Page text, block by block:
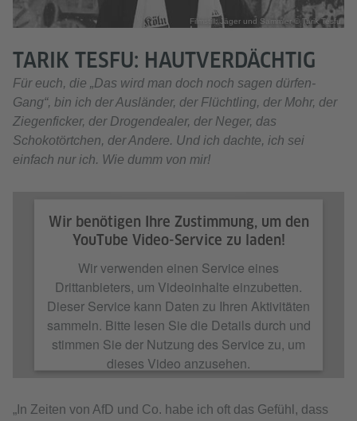
Filmstill: Jäger und Sammler © Tarik Tesfu
TARIK TESFU: HAUTVERDÄCHTIG
Für euch, die „Das wird man doch noch sagen dürfen-
Gang“, bin ich der Ausländer, der Flüchtling, der Mohr, der
Ziegenficker, der Drogendealer, der Neger, das
Schokotörtchen, der Andere. Und ich dachte, ich sei
einfach nur ich. Wie dumm von mir!
Wir benötigen Ihre Zustimmung, um den
YouTube Video-Service zu laden!
Wir verwenden einen Service eines
Drittanbieters, um Videoinhalte einzubetten.
Dieser Service kann Daten zu Ihren Aktivitäten
sammeln. Bitte lesen Sie die Details durch und
stimmen Sie der Nutzung des Service zu, um
dieses Video anzusehen.
Mehr Informationen
„In Zeiten von AfD und Co. habe ich oft das Gefühl, dass